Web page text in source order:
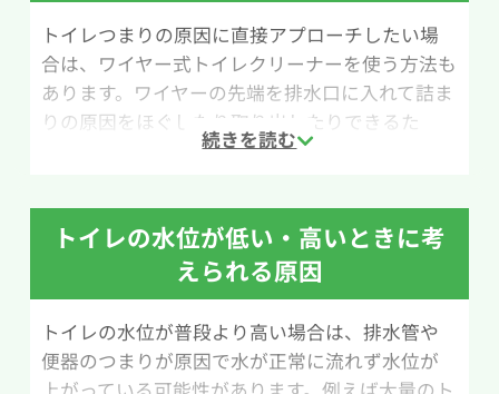
トイレつまりの原因に直接アプローチしたい場
合は、ワイヤー式トイレクリーナーを使う方法も
あります。ワイヤーの先端を排水口に入れて詰ま
りの原因をほぐしたり取り出したりできるた
め、ラバーカップ（すっぽん）で改善しない場合
やネットショップでも比較的手軽に購入できま
す。
ただし、ワイヤー式トイレクリーナーは本来排水
慣れていないと使い方が難しいと感じる場合もあ
ります。無理に押し込んだり強くこすったりする
トイレの水位が低い・高いときに考
えられる原因
トイレの水位が普段より高い場合は、排水管や
便器のつまりが原因で水が正常に流れず水位が